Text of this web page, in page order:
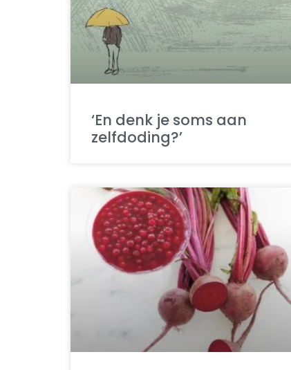
‘En denk je soms aan
zelfdoding?’